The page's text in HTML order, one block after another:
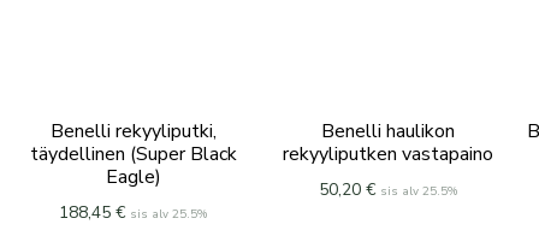
Benelli rekyyliputki,
täydellinen (Super Black
Eagle)
188,45 € sis alv 25.5%
Benelli haulikon
rekyyliputken vastapaino
50,20 € sis alv 25.5%